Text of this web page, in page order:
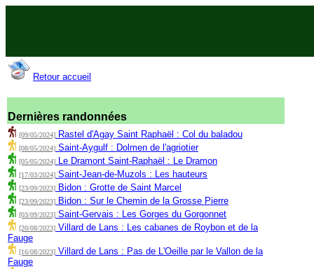
Retour accueil
Dernières randonnées
[09/05/2024] Rastel d'Agay Saint Raphaël : Col du baladou
[08/05/2024] Saint-Aygulf : Dolmen de l'agriotier
[05/05/2024] Le Dramont Saint-Raphaël : Le Dramon
[17/03/2024] Saint-Jean-de-Muzols : Les hauteurs
[23/09/2023] Bidon : Grotte de Saint Marcel
[23/09/2023] Bidon : Sur le Chemin de la Grosse Pierre
[03/09/2023] Saint-Gervais : Les Gorges du Gorgonnet
[20/08/2023] Villard de Lans : Les cabanes de Roybon et de la
Fauge
[16/08/2023] Villard de Lans : Pas de L'Oeille par le Vallon de la
Fauge